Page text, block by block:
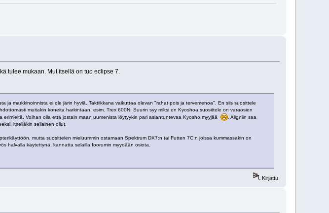
tulee mukaan. Mut itsellä on tuo eclipse 7.
ja markkinoinnista ei ole järin hyviä. Taktiikkana vaikuttaa olevan "rahat pois ja tervemenoa". En siis suosittele
muitakin koneita harkintaan, esim. Trex 600N. Suurin syy miksi en Kyoshoa suosittele on varaosien
Voihan olla että jostain maan uumenista löytyykin pari asiantuntevaa Kyosho myyjää
. Aligniin saa
itselläkin sellainen ollut.
mutta suosittelen mieluummin ostamaan Spektrum DX7:n tai Futten 7C:n joissa kummassakin on
halvalla käytettynä, kannatta selailla foorumin myydään osiota.
Kirjattu